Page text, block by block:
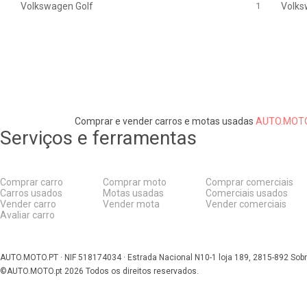
Volkswagen Golf 1
Comprar e vender carros e motas usadas
Serviços e ferramentas
Comprar carro
Carros usados
Vender carro
Avaliar carro
Comprar moto
Motas usadas
Vender mota
Comprar comerciais
Comerciais usados
Vender comerciais
AUTO.MOTO.PT · NIF 518174034 · Estrada Nacional N10-1 loja 189, 2815-892
©AUTO.MOTO.pt 2026 Todos os direitos reservados.